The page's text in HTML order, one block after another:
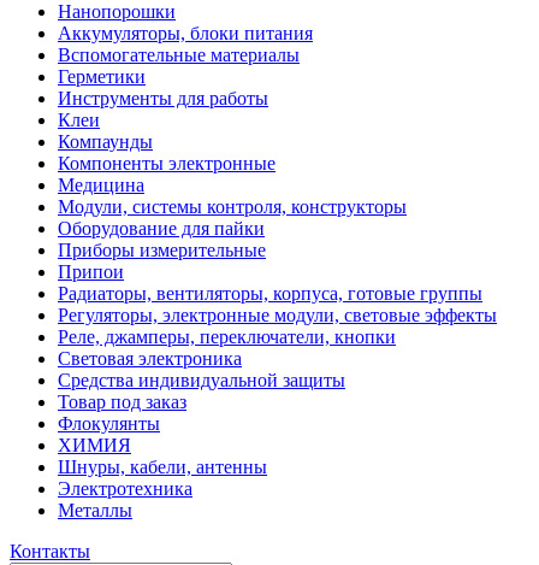
Нанопорошки
Аккумуляторы, блоки питания
Вспомогательные материалы
Герметики
Инструменты для работы
Клеи
Компаунды
Компоненты электронные
Медицина
Модули, системы контроля, конструкторы
Оборудование для пайки
Приборы измерительные
Припои
Радиаторы, вентиляторы, корпуса, готовые группы
Регуляторы, электронные модули, световые эффекты
Реле, джамперы, переключатели, кнопки
Световая электроника
Средства индивидуальной защиты
Товар под заказ
Флокулянты
ХИМИЯ
Шнуры, кабели, антенны
Электротехника
Металлы
Контакты